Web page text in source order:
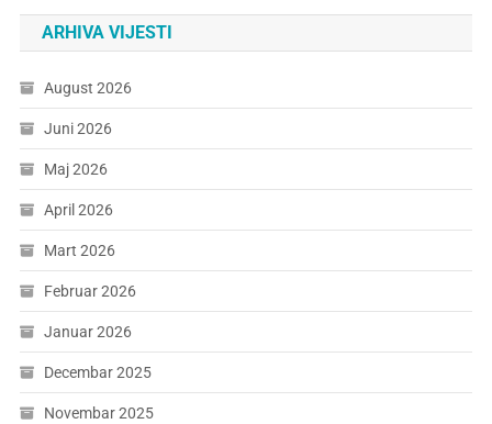
ARHIVA VIJESTI
August 2026
Juni 2026
Maj 2026
April 2026
Mart 2026
Februar 2026
Januar 2026
Decembar 2025
Novembar 2025